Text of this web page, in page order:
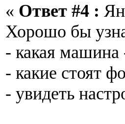
« Ответ #4 :
Хорошо бы
- какая
- какие стоят
- увидеть